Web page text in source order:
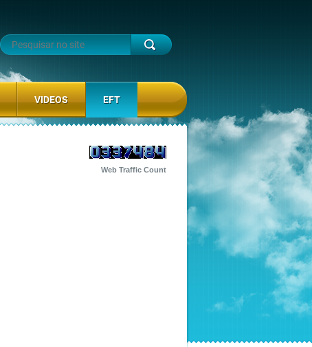
Web Traffic Count
VIDEOS EFT